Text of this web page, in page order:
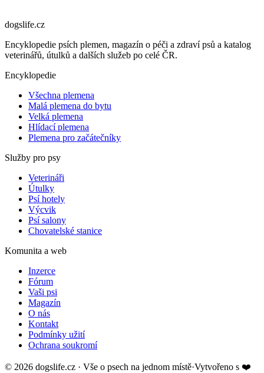
dogslife.cz
Encyklopedie psích plemen, magazín o péči a zdraví psů a katalog
veterinářů, útulků a dalších služeb po celé ČR.
Encyklopedie
Všechna plemena
Malá plemena do bytu
Velká plemena
Hlídací plemena
Plemena pro začátečníky
Služby pro psy
Veterináři
Útulky
Psí hotely
Výcvik
Psí salony
Chovatelské stanice
Komunita a web
Inzerce
Fórum
Vaši psi
Magazín
O nás
Kontakt
Podmínky užití
Ochrana soukromí
© 2026 dogslife.cz · Vše o psech na jednom místě·Vytvořeno s ❤️